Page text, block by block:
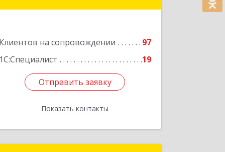
Клиентов на сопровождении
97
1С:Специалист
19
Отправить заявку
Показать контакты
Отправить заявку
Назад